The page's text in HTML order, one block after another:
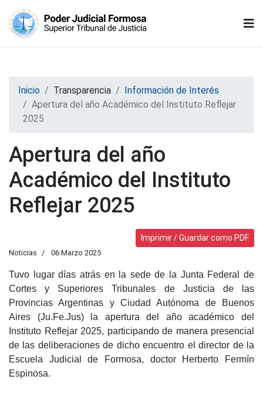
Inicio Transparencia
Información de Interés
Apertura del año Académico del Instituto Reflejar
2025
Apertura del año
Académico del Instituto
Reflejar 2025
Imprimir / Guardar como PDF
Noticias 06 Marzo 2025
Tuvo lugar días atrás en la sede de la Junta Federal de
Cortes y Superiores Tribunales de Justicia de las
Provincias Argentinas y Ciudad Autónoma de Buenos
Aires (Ju.Fe.Jus) la apertura del año académico del
Instituto Reflejar 2025, participando de manera presencial
de las deliberaciones de dicho encuentro el director de la
Escuela Judicial de Formosa, doctor Herberto Fermín
Espinosa.